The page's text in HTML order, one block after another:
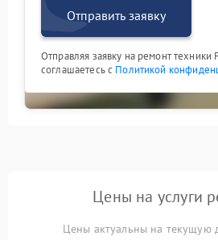
Отправить заявку
Отправляя заявку на ремонт техники
соглашаетесь с Политикой
Цены на услуги
Цены актуальны на текущую